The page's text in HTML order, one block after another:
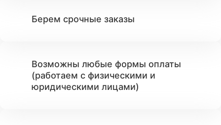
Берем срочные заказы
Возможны любые формы оплаты
(работаем с физическими и
юридическими лицами)